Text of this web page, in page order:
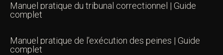
Manuel pratique du tribunal correctionnel | Guide
complet
Manuel pratique de l’exécution des peines | Guide
complet